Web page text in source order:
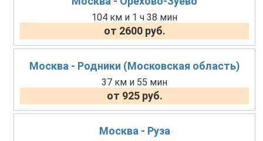
104 км и 1 ч 38 мин
от 2600 руб.
Москва - Родники (Московская область)
37 км и 55 мин
от 925 руб.
Москва - Руза